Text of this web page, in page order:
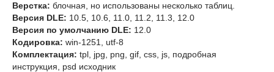
Верстка: блочная, но использованы несколько таблиц.
Версия DLE: 10.5, 10.6, 11.0, 11.2, 11.3, 12.0
Версия по умолчанию DLE: 12.0
Кодировка: win-1251, utf-8
Комплектация: tpl, jpg, png, gif, css, js, подробная
инструкция, psd исходник